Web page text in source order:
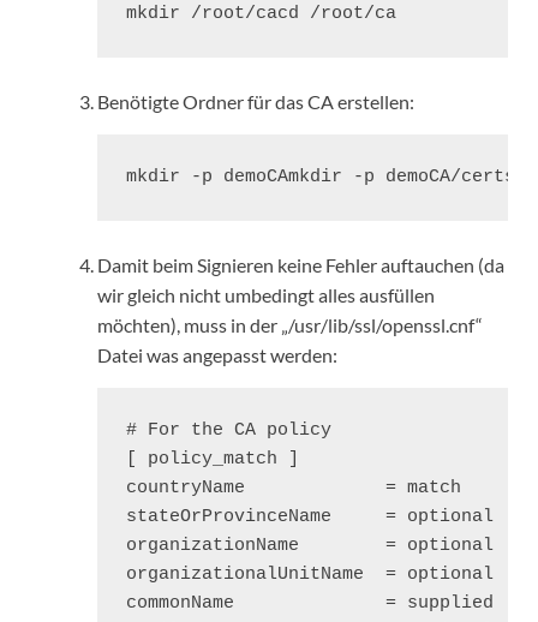
mkdir /root/cacd /root/ca
Benötigte Ordner für das CA erstellen:
mkdir -p demoCAmkdir -p demoCA/
Damit beim Signieren keine Fehler auftauchen (da
wir gleich nicht umbedingt alles ausfüllen
möchten), muss in der „/usr/lib/ssl/openssl.cnf“
Datei was angepasst werden:
# For the CA policy
[ policy_match ]
countryName             = match
stateOrProvinceName     = optional
organizationName        = optional
organizationalUnitName  = optional
commonName              = supplied